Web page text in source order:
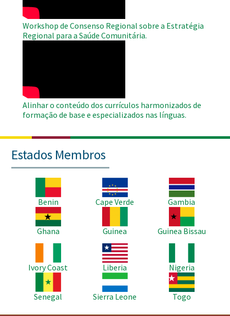
Workshop de Consenso Regional sobre a Estratégia
Regional para a Saúde Comunitária.
Alinhar o conteúdo dos currículos harmonizados de
formação de base e especializados nas línguas.
Estados Membros
Benin
Imagem
Cape Verde
Imagem
Gambia
Imagem
Ghana
Guinea
Imagem
Guinea Bissau
Ivory Coast
Imagem
Liberia
Nigeria
Imagem
Senegal
Imagem
Sierra Leone
Imagem
Togo